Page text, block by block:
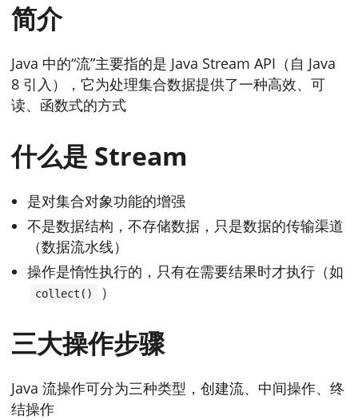
简介
Java 中的“流”主要指的是 Java Stream API（自 Java
8 引入），它为处理集合数据提供了一种高效、可
读、函数式的方式
什么是 Stream
是对集合对象功能的增强
不是数据结构，不存储数据，只是数据的传输渠道
（数据流水线）
操作是惰性执行的，只有在需要结果时才执行（如
collect() ）
三大操作步骤
Java 流操作可分为三种类型，创建流、中间操作、终
结操作